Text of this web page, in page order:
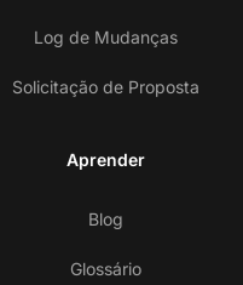
Log de Mudanças
Solicitação de Proposta
Aprender
Blog
Glossário